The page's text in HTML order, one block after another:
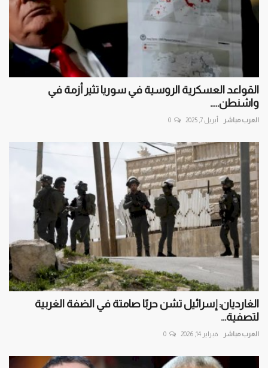
القواعد العسكرية الروسية في سوريا تثير أزمة في
واشنطن.....
العرب مباشر أبريل 7, 2025 0
الغارديان: إسرائيل تشن حربًا صامتة في الضفة الغربية
لتصفية...
العرب مباشر فبراير 14, 2026 0